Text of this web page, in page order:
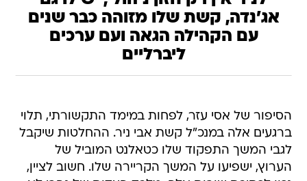
אג'נדה, קשת שלו מזוהה כבר שנים
עם הקהילה הגאה ועם ערכים
ליברליים
הסיפור של אסי עזר, לפחות במימד התקשורתי, תלוי
ברגעים אלה במנכ"ל קשת אבי ניר. ההחלטות שיקבל
לגבי המשך התפקוד שלו כטאלנט המוביל של
הערוץ, ישפיעו על המשך הקריירה שלו. חשוב לציין,